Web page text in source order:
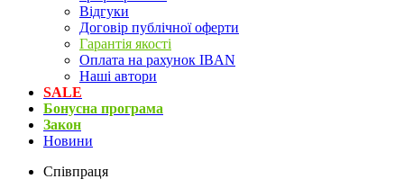
Відгуки
Договір публічної оферти
Гарантія якості
Оплата на рахунок IBAN
Наші автори
SALE
Бонусна програма
Закон
Новини
Співпраця